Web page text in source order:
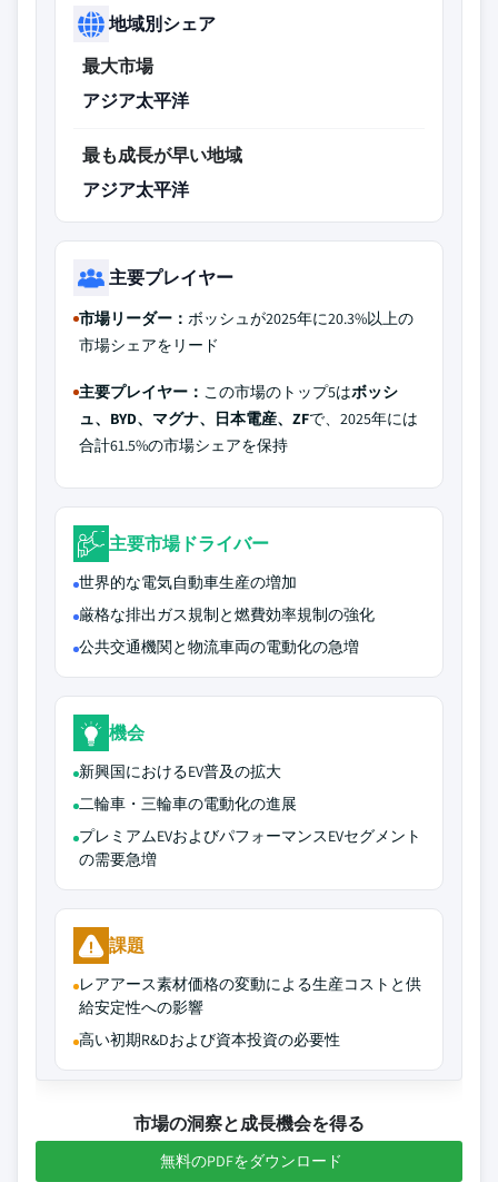
地域別シェア
最大市場
アジア太平洋
最も成長が早い地域
アジア太平洋
主要プレイヤー
市場リーダー： ボッシュが2025年に20.3%以上の
市場シェアをリード
主要プレイヤー： この市場のトップ5はボッシ
ュ、BYD、マグナ、日本電産、ZFで、2025年には
合計61.5%の市場シェアを保持
主要市場ドライバー
世界的な電気自動車生産の増加
厳格な排出ガス規制と燃費効率規制の強化
公共交通機関と物流車両の電動化の急増
機会
新興国におけるEV普及の拡大
二輪車・三輪車の電動化の進展
プレミアムEVおよびパフォーマンスEVセグメント
の需要急増
課題
レアアース素材価格の変動による生産コストと供
給安定性への影響
高い初期R&Dおよび資本投資の必要性
市場の洞察と成長機会を得る
無料のPDFをダウンロード